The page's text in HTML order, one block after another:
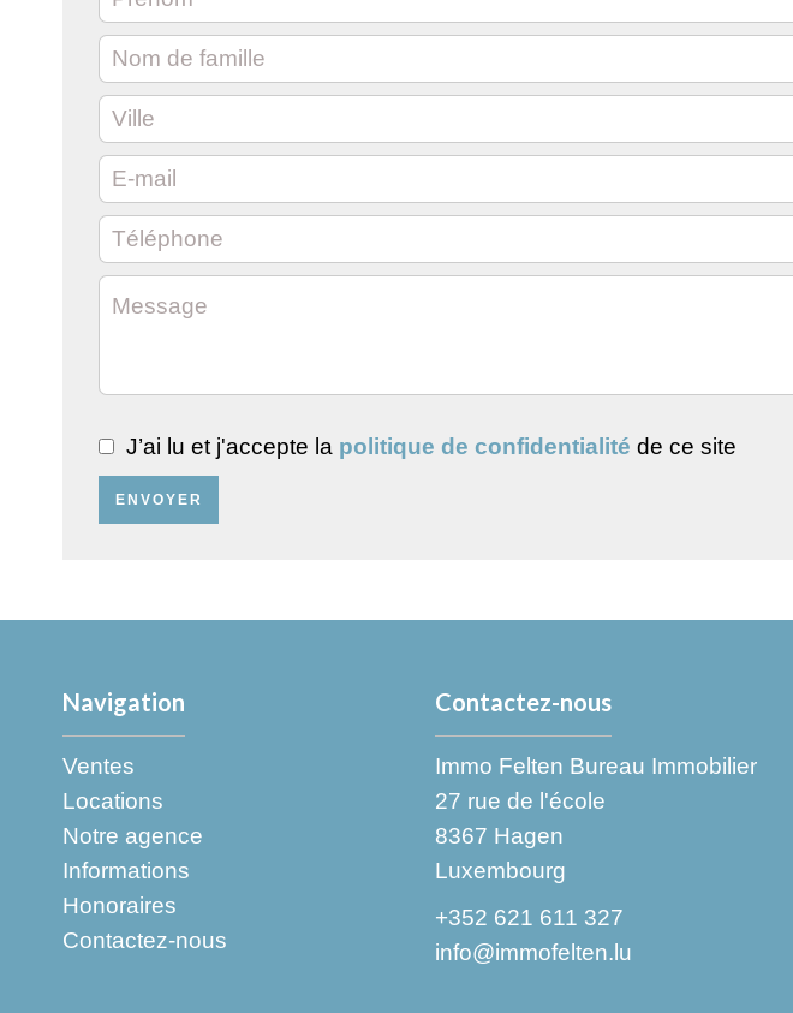
J’ai lu et j'accepte la politique de confidentialité de ce site
ENVOYER
Navigation
Ventes
Locations
Notre agence
Informations
Honoraires
Contactez-nous
Contactez-nous
Immo Felten Bureau Immobilier
27 rue de l'école
8367 Hagen
Luxembourg
+352 621 611 327
info@immofelten.lu